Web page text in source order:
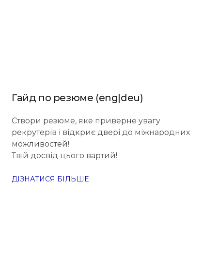
Гайд по резюме (eng|deu)
Створи резюме, яке приверне увагу
рекрутерів і відкриє двері до міжнародних
можливостей!
Твій досвід цього вартий!
ДІЗНАТИСЯ БІЛЬШЕ